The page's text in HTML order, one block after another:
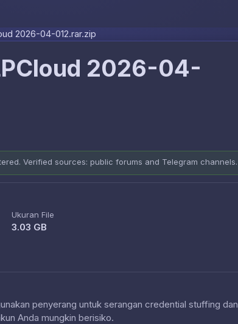
2026-04-012.rar.zip
2026-04-
Verified sources: public forums and Telegram channels.
Ukuran File
3.03 GB
penyerang untuk serangan credential stuffing dan
Anda mungkin berisiko.